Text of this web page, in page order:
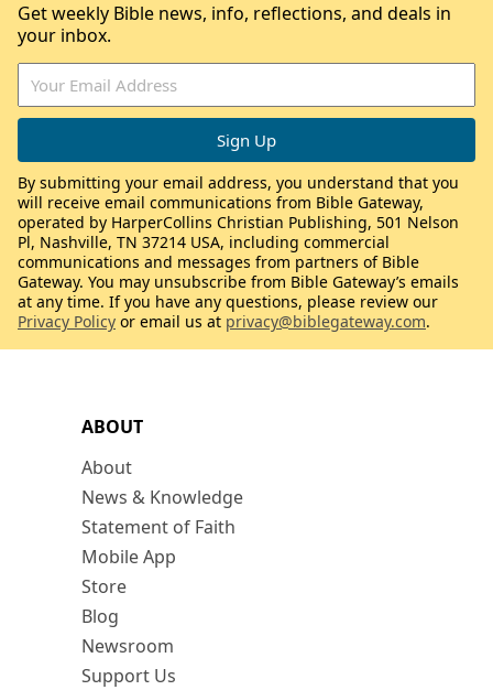
ABOUT
About
News & Knowledge
Statement of Faith
Mobile App
Store
Blog
Newsroom
Support Us
Get weekly Bible news, info, reflections, and deals in
your inbox.
By submitting your email address, you understand that you
will receive email communications from Bible Gateway,
operated by HarperCollins Christian Publishing, 501 Nelson
Pl, Nashville, TN 37214 USA, including commercial
communications and messages from partners of Bible
Gateway. You may unsubscribe from Bible Gateway’s emails
at any time. If you have any questions, please review our
Privacy Policy or email us at privacy@biblegateway.com.